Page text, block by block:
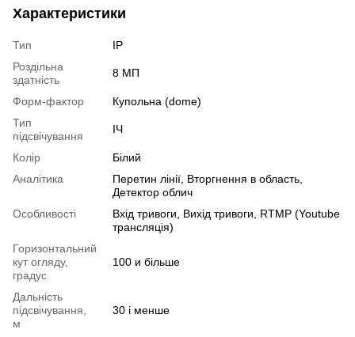
Характеристики
Тип
IP
Роздільна
здатність
8 МП
Форм-фактор
Купольна (dome)
Тип
підсвічування
ІЧ
Колір
Білий
Аналітика
Перетин лінії, Вторгнення в область,
Детектор облич
Особливості
Вхід тривоги, Вихід тривоги, RTMP (Youtube
трансляція)
Горизонтальний
кут огляду,
градус
100 и більше
Дальність
підсвічування,
м
30 і менше